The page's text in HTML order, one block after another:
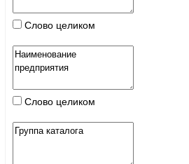
Слово целиком
Слово целиком